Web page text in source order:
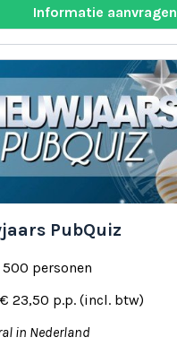
Informatie aanvragen
PubQuiz
500 personen
€ 23,50 p.p. (incl. btw)
in Nederland